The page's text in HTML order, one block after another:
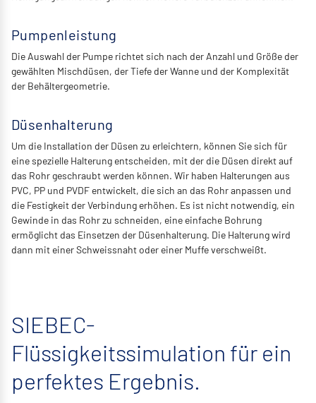
Pumpenleistung
Die Auswahl der Pumpe richtet sich nach der Anzahl und Größe der
gewählten Mischdüsen, der Tiefe der Wanne und der Komplexität
der Behältergeometrie.
Düsenhalterung
Um die Installation der Düsen zu erleichtern, können Sie sich für
eine spezielle Halterung entscheiden, mit der die Düsen direkt auf
das Rohr geschraubt werden können. Wir haben Halterungen aus
PVC, PP und PVDF entwickelt, die sich an das Rohr anpassen und
die Festigkeit der Verbindung erhöhen. Es ist nicht notwendig, ein
Gewinde in das Rohr zu schneiden, eine einfache Bohrung
ermöglicht das Einsetzen der Düsenhalterung. Die Halterung wird
dann mit einer Schweissnaht oder einer Muffe verschweißt.
SIEBEC-
Flüssigkeitssimulation für ein
perfektes Ergebnis.